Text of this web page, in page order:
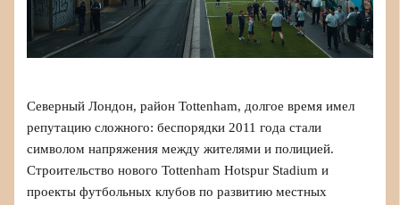
Северный Лондон, район Tottenham, долгое время имел
репутацию сложного: беспорядки 2011 года стали
символом напряжения между жителями и полицией.
Строительство нового Tottenham Hotspur Stadium и
проекты футбольных клубов по развитию местных